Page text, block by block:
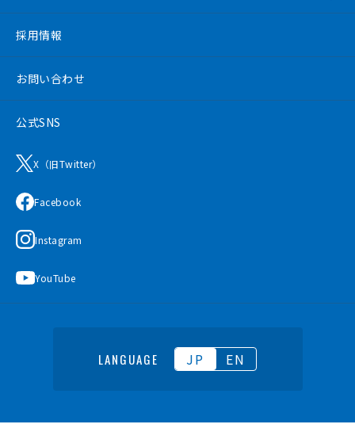
採用情報
お問い合わせ
公式SNS
X（旧Twitter）
Facebook
Instagram
YouTube
LANGUAGE JP EN